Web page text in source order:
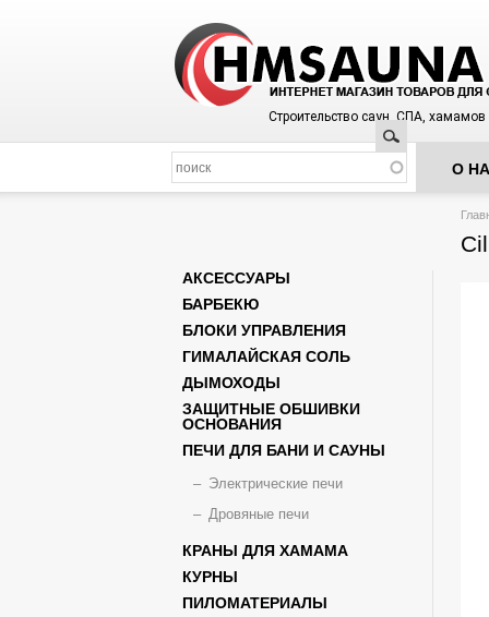
Строительство саун, СПА, хамамов
Поиск
О
Вы
АКСЕССУАРЫ
БАРБЕКЮ
БЛОКИ УПРАВЛЕНИЯ
ГИМАЛАЙСКАЯ СОЛЬ
ДЫМОХОДЫ
ЗАЩИТНЫЕ ОБШИВКИ
ОСНОВАНИЯ
ПЕЧИ ДЛЯ БАНИ И САУНЫ
Электрические печи
Дровяные печи
КРАНЫ ДЛЯ ХАМАМА
КУРНЫ
ПИЛОМАТЕРИАЛЫ